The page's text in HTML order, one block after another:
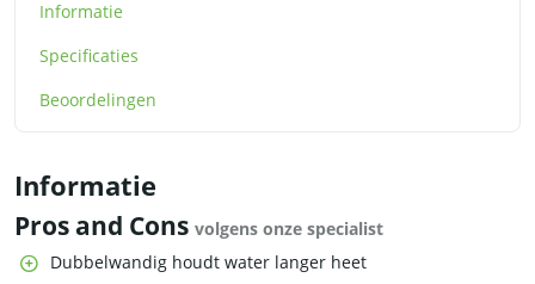
Informatie
Specificaties
Beoordelingen
Informatie
Pros and Cons volgens onze specialist
Dubbelwandig houdt water langer heet